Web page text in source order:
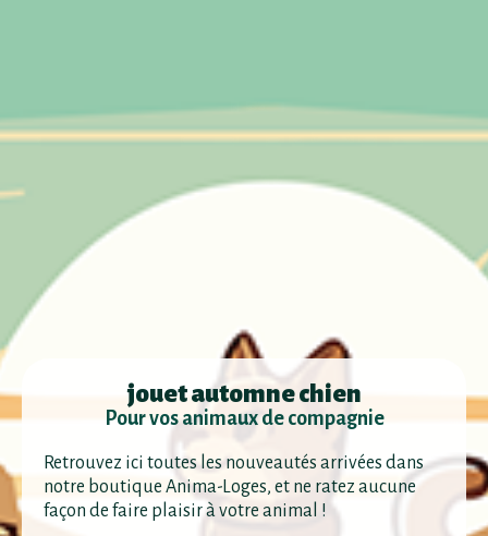
jouet automne chien
Pour vos animaux de compagnie
Retrouvez ici toutes les nouveautés arrivées dans
notre boutique Anima-Loges, et ne ratez aucune
façon de faire plaisir à votre animal !